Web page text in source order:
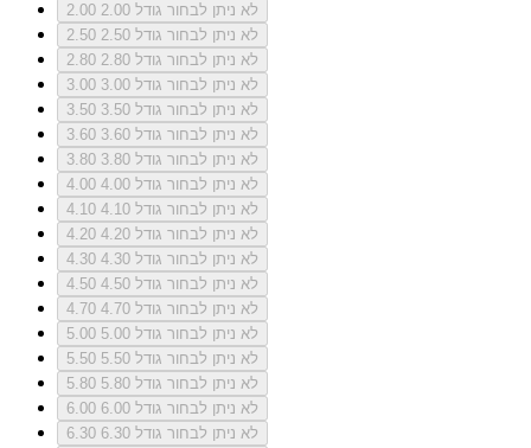
2.00
לא ניתן לבחור גודל 2.00
2.50
לא ניתן לבחור גודל 2.50
2.80
לא ניתן לבחור גודל 2.80
3.00
לא ניתן לבחור גודל 3.00
3.50
לא ניתן לבחור גודל 3.50
3.60
לא ניתן לבחור גודל 3.60
3.80
לא ניתן לבחור גודל 3.80
4.00
לא ניתן לבחור גודל 4.00
4.10
לא ניתן לבחור גודל 4.10
4.20
לא ניתן לבחור גודל 4.20
4.30
לא ניתן לבחור גודל 4.30
4.50
לא ניתן לבחור גודל 4.50
4.70
לא ניתן לבחור גודל 4.70
5.00
לא ניתן לבחור גודל 5.00
5.50
לא ניתן לבחור גודל 5.50
5.80
לא ניתן לבחור גודל 5.80
6.00
לא ניתן לבחור גודל 6.00
6.30
לא ניתן לבחור גודל 6.30